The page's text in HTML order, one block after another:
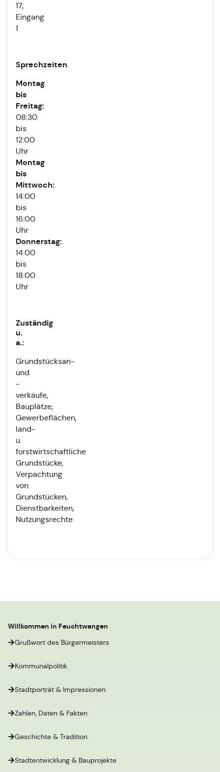
17,
Eingang
1
Sprechzeiten
Montag
bis
Freitag:
08:30
bis
12:00
Uhr
Montag
bis
Mittwoch:
14:00
bis
16:00
Uhr
Donnerstag:
14:00
bis
18:00
Uhr
Zuständig
u.
a.:
Grundstücksan-
und
-
verkäufe,
Bauplätze,
Gewerbeflächen,
land-
u.
forstwirtschaftliche
Grundstücke,
Verpachtung
von
Grundstücken,
Dienstbarkeiten,
Nutzungsrechte
Willkommen in Feuchtwangen
Grußwort des Bürgermeisters
Kommunalpolitik
Stadtporträt & Impressionen
Zahlen, Daten & Fakten
Geschichte & Tradition
Stadtentwicklung & Bauprojekte